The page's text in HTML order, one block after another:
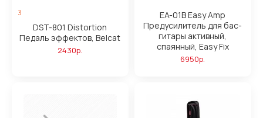
3
DST-801 Distortion
Педаль эффектов, Belcat
2430р.
EA-01B Easy Amp
Предусилитель для бас-
гитары активный,
спаянный, Easy Fix
6950р.